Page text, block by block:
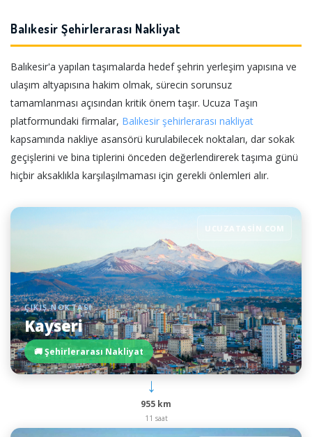
Balıkesir Şehirlerarası Nakliyat
Balıkesir'a yapılan taşımalarda hedef şehrin yerleşim yapısına ve
ulaşım altyapısına hakim olmak, sürecin sorunsuz
tamamlanması açısından kritik önem taşır. Ucuza Taşın
platformundaki firmalar, Balıkesir şehirlerarası nakliyat
kapsamında nakliye asansörü kurulabilecek noktaları, dar sokak
geçişlerini ve bina tiplerini önceden değerlendirerek taşıma günü
hiçbir aksaklıkla karşılaşılmaması için gerekli önlemleri alır.
UCUZATASIN.COM
ÇIKIŞ NOKTASI
Kayseri
🚚 Şehirlerarası Nakliyat
→
955 km
11 saat